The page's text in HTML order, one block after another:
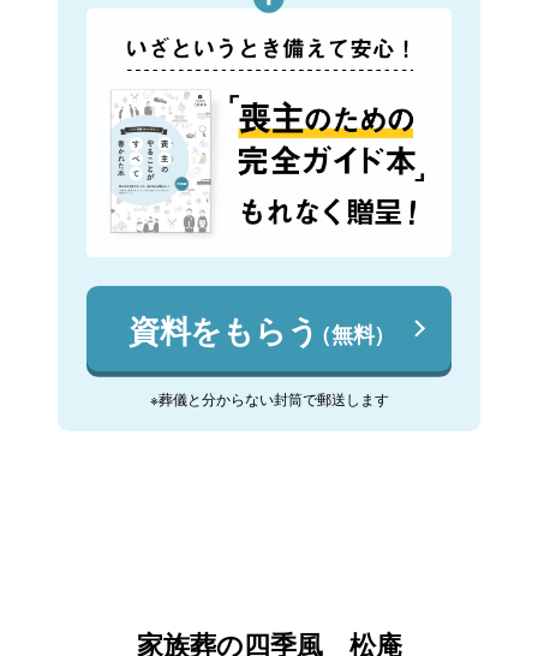
資料をもらう（無料）
※葬儀と分からない封筒で郵送します
家族葬の四季風 松庵